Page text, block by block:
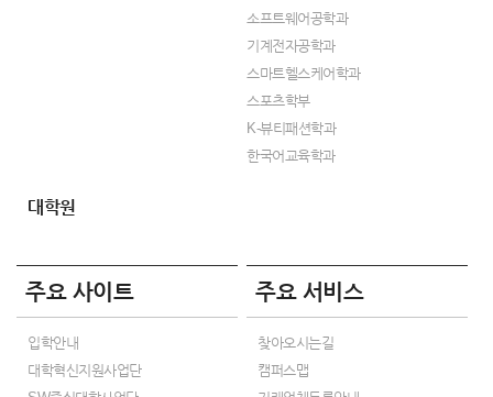
소프트웨어공학과
기계전자공학과
스마트헬스케어학과
스포츠학부
K-뷰티패션학과
한국어교육학과
대학원
주요 사이트
입학안내
대학혁신지원사업단
주요 서비스
찾아오시는길
캠퍼스맵